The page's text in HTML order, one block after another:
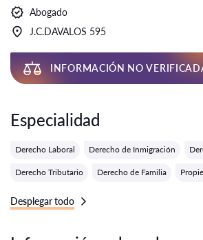
Abogado
J.C.DAVALOS 595
INFORMACIÓN NO
Especialidad
Derecho Laboral Derecho de Inmigración
Derecho Tributario Derecho de Familia
Desplegar todo